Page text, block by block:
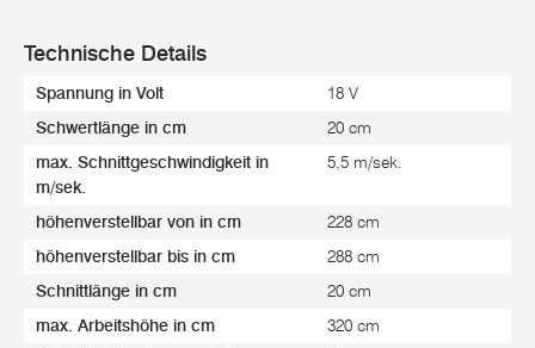
Technische Details
Spannung in Volt 18 V
Schwertlänge in cm 20 cm
max. Schnittgeschwindigkeit in
m/sek.
5,5 m/sek.
höhenverstellbar von in cm 228 cm
höhenverstellbar bis in cm 288 cm
Schnittlänge in cm 20 cm
max. Arbeitshöhe in cm 320 cm